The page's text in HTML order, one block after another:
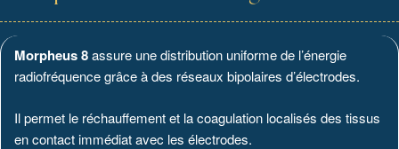
Morpheus 8assure une distribution uniforme de l’énergie
radiofréquence grâce à des réseaux bipolaires d’électrodes.
Il permet le réchauffement et la coagulation localisés des tissus
en contact immédiat avec les électrodes.